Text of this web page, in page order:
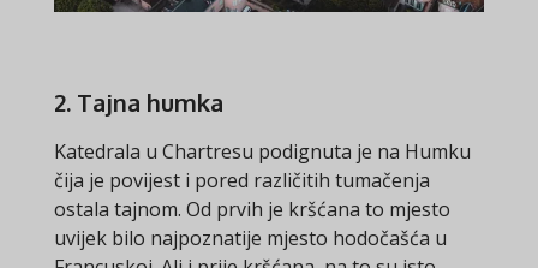
2. Tajna humka
Katedrala u Chartresu podignuta je na Humku
čija je povijest i pored različitih tumačenja
ostala tajnom. Od prvih je kršćana to mjesto
uvijek bilo najpoznatije mjesto hodočašća u